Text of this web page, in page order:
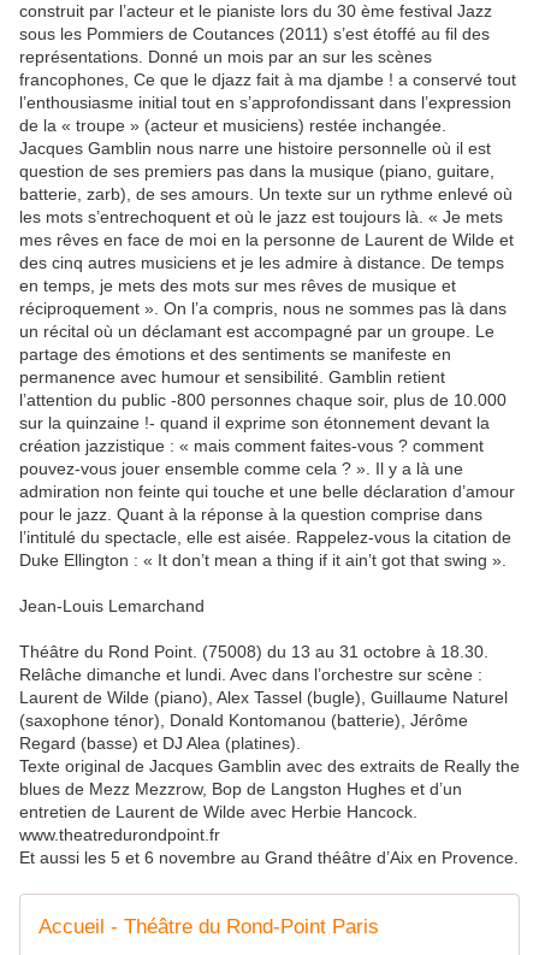
construit par l’acteur et le pianiste lors du 30 ème festival Jazz
sous les Pommiers de Coutances (2011) s’est étoffé au fil des
représentations. Donné un mois par an sur les scènes
francophones, Ce que le djazz fait à ma djambe ! a conservé tout
l’enthousiasme initial tout en s’approfondissant dans l’expression
de la « troupe » (acteur et musiciens) restée inchangée.
Jacques Gamblin nous narre une histoire personnelle où il est
question de ses premiers pas dans la musique (piano, guitare,
batterie, zarb), de ses amours. Un texte sur un rythme enlevé où
les mots s’entrechoquent et où le jazz est toujours là. « Je mets
mes rêves en face de moi en la personne de Laurent de Wilde et
des cinq autres musiciens et je les admire à distance. De temps
en temps, je mets des mots sur mes rêves de musique et
réciproquement ». On l’a compris, nous ne sommes pas là dans
un récital où un déclamant est accompagné par un groupe. Le
partage des émotions et des sentiments se manifeste en
permanence avec humour et sensibilité. Gamblin retient
l’attention du public -800 personnes chaque soir, plus de 10.000
sur la quinzaine !- quand il exprime son étonnement devant la
création jazzistique : « mais comment faites-vous ? comment
pouvez-vous jouer ensemble comme cela ? ». Il y a là une
admiration non feinte qui touche et une belle déclaration d’amour
pour le jazz. Quant à la réponse à la question comprise dans
l’intitulé du spectacle, elle est aisée. Rappelez-vous la citation de
Duke Ellington : « It don’t mean a thing if it ain’t got that swing ».
Jean-Louis Lemarchand
Théâtre du Rond Point. (75008) du 13 au 31 octobre à 18.30.
Relâche dimanche et lundi. Avec dans l’orchestre sur scène :
Laurent de Wilde (piano), Alex Tassel (bugle), Guillaume Naturel
(saxophone ténor), Donald Kontomanou (batterie), Jérôme
Regard (basse) et DJ Alea (platines).
Texte original de Jacques Gamblin avec des extraits de Really the
blues de Mezz Mezzrow, Bop de Langston Hughes et d’un
entretien de Laurent de Wilde avec Herbie Hancock.
www.theatredurondpoint.fr
Et aussi les 5 et 6 novembre au Grand théâtre d’Aix en Provence.
Accueil - Théâtre du Rond-Point Paris